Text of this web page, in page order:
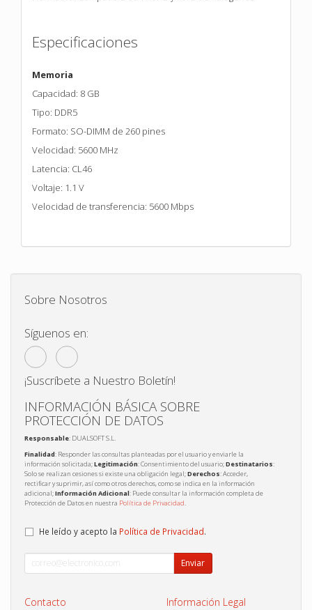
Especificaciones
Memoria
Capacidad: 8 GB
Tipo: DDR5
Formato: SO-DIMM de 260 pines
Velocidad: 5600 MHz
Latencia: CL46
Voltaje: 1.1 V
Velocidad de transferencia: 5600 Mbps
Sobre Nosotros
Síguenos en:
¡Suscríbete a Nuestro Boletín!
INFORMACIÓN BÁSICA SOBRE
PROTECCIÓN DE DATOS
Responsable: DUALSOFT S.L.
Finalidad: Responder las consultas planteadas por el usuario y enviarle la
información solicitada;Legitimación: Consentimiento del usuario;Destinatarios:
Solo se realizan cesiones si existe una obligación legal;Derechos: Acceder,
rectificar y suprimir, así como otros derechos, como se indica en la información
adicional;Información Adicional: Puede consultar la información completa de
Protección de Datos en nuestra Política de Privacidad.
He leído y acepto la Política de Privacidad.
Enviar
Contacto
Información Legal